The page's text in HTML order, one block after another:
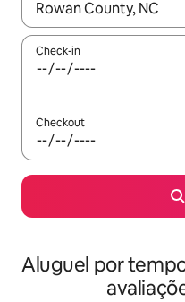
Quando os resultados
Check-in
Checkout
Aluguel por